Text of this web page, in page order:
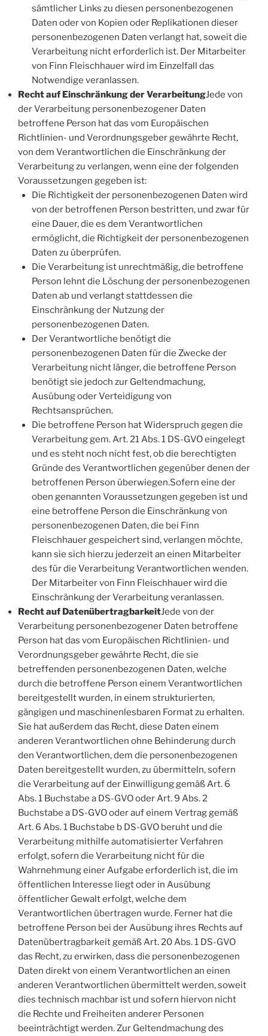
sämtlicher Links zu diesen personenbezogenen
Daten oder von Kopien oder Replikationen dieser
personenbezogenen Daten verlangt hat, soweit die
Verarbeitung nicht erforderlich ist. Der Mitarbeiter
von Finn Fleischhauer wird im Einzelfall das
Notwendige veranlassen.
Recht auf Einschränkung der VerarbeitungJede von
der Verarbeitung personenbezogener Daten
betroffene Person hat das vom Europäischen
Richtlinien- und Verordnungsgeber gewährte Recht,
von dem Verantwortlichen die Einschränkung der
Verarbeitung zu verlangen, wenn eine der folgenden
Voraussetzungen gegeben ist:
Die Richtigkeit der personenbezogenen Daten wird
von der betroffenen Person bestritten, und zwar für
eine Dauer, die es dem Verantwortlichen
ermöglicht, die Richtigkeit der personenbezogenen
Daten zu überprüfen.
Die Verarbeitung ist unrechtmäßig, die betroffene
Person lehnt die Löschung der personenbezogenen
Daten ab und verlangt stattdessen die
Einschränkung der Nutzung der
personenbezogenen Daten.
Der Verantwortliche benötigt die
personenbezogenen Daten für die Zwecke der
Verarbeitung nicht länger, die betroffene Person
benötigt sie jedoch zur Geltendmachung,
Ausübung oder Verteidigung von
Rechtsansprüchen.
Die betroffene Person hat Widerspruch gegen die
Verarbeitung gem. Art. 21 Abs. 1 DS-GVO eingelegt
und es steht noch nicht fest, ob die berechtigten
Gründe des Verantwortlichen gegenüber denen der
betroffenen Person überwiegen.Sofern eine der
oben genannten Voraussetzungen gegeben ist und
eine betroffene Person die Einschränkung von
personenbezogenen Daten, die bei Finn
Fleischhauer gespeichert sind, verlangen möchte,
kann sie sich hierzu jederzeit an einen Mitarbeiter
des für die Verarbeitung Verantwortlichen wenden.
Der Mitarbeiter von Finn Fleischhauer wird die
Einschränkung der Verarbeitung veranlassen.
Recht auf DatenübertragbarkeitJede von der
Verarbeitung personenbezogener Daten betroffene
Person hat das vom Europäischen Richtlinien- und
Verordnungsgeber gewährte Recht, die sie
betreffenden personenbezogenen Daten, welche
durch die betroffene Person einem Verantwortlichen
bereitgestellt wurden, in einem strukturierten,
gängigen und maschinenlesbaren Format zu erhalten.
Sie hat außerdem das Recht, diese Daten einem
anderen Verantwortlichen ohne Behinderung durch
den Verantwortlichen, dem die personenbezogenen
Daten bereitgestellt wurden, zu übermitteln, sofern
die Verarbeitung auf der Einwilligung gemäß Art. 6
Abs. 1 Buchstabe a DS-GVO oder Art. 9 Abs. 2
Buchstabe a DS-GVO oder auf einem Vertrag gemäß
Art. 6 Abs. 1 Buchstabe b DS-GVO beruht und die
Verarbeitung mithilfe automatisierter Verfahren
erfolgt, sofern die Verarbeitung nicht für die
Wahrnehmung einer Aufgabe erforderlich ist, die im
öffentlichen Interesse liegt oder in Ausübung
öffentlicher Gewalt erfolgt, welche dem
Verantwortlichen übertragen wurde. Ferner hat die
betroffene Person bei der Ausübung ihres Rechts auf
Datenübertragbarkeit gemäß Art. 20 Abs. 1 DS-GVO
das Recht, zu erwirken, dass die personenbezogenen
Daten direkt von einem Verantwortlichen an einen
anderen Verantwortlichen übermittelt werden, soweit
dies technisch machbar ist und sofern hiervon nicht
die Rechte und Freiheiten anderer Personen
beeinträchtigt werden. Zur Geltendmachung des